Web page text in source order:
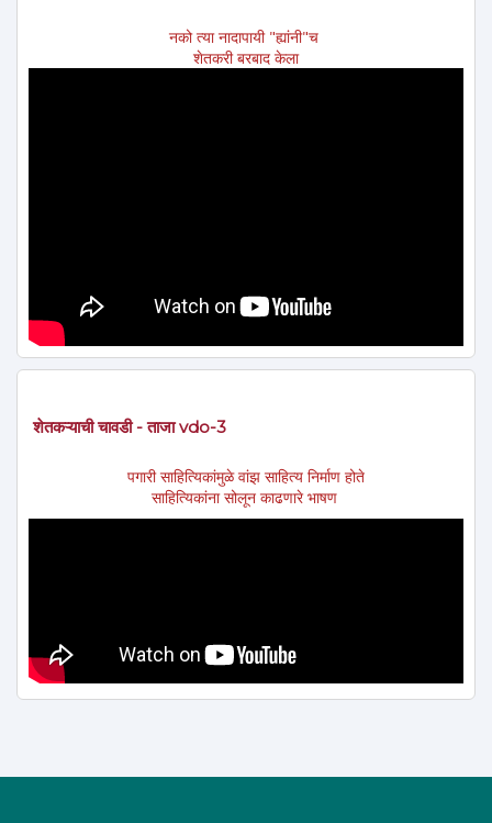
नको त्या नादापायी "ह्यांनी"च
शेतकरी बरबाद केला
शेतकऱ्याची चावडी - ताजा vdo-3
पगारी साहित्यिकांमुळे वांझ साहित्य निर्माण होते
साहित्यिकांना सोलून काढणारे भाषण